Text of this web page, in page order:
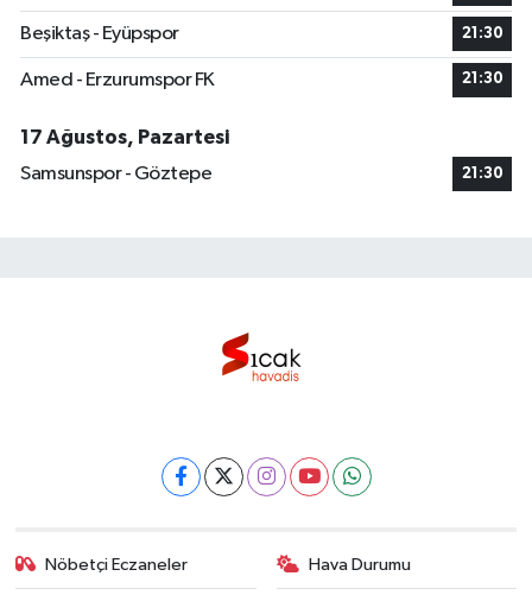
Beşiktaş - Eyüpspor 21:30
Amed - Erzurumspor FK 21:30
17 Ağustos, Pazartesi
Samsunspor - Göztepe
21:30
Nöbetçi Eczaneler Hava Durumu